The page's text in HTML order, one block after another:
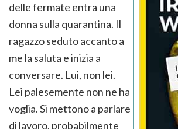
delle fermate entra una
donna sulla quarantina. Il
ragazzo seduto accanto a
me la saluta e inizia a
conversare. Lui, non lei.
Lei palesemente non ne ha
voglia. Si mettono a parlare
di lavoro, probabilmente